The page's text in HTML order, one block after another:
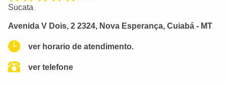
Sucata
Avenida V Dois, 2 2324, Nova Esperança, Cuiabá - MT
ver horario de atendimento.
ver telefone